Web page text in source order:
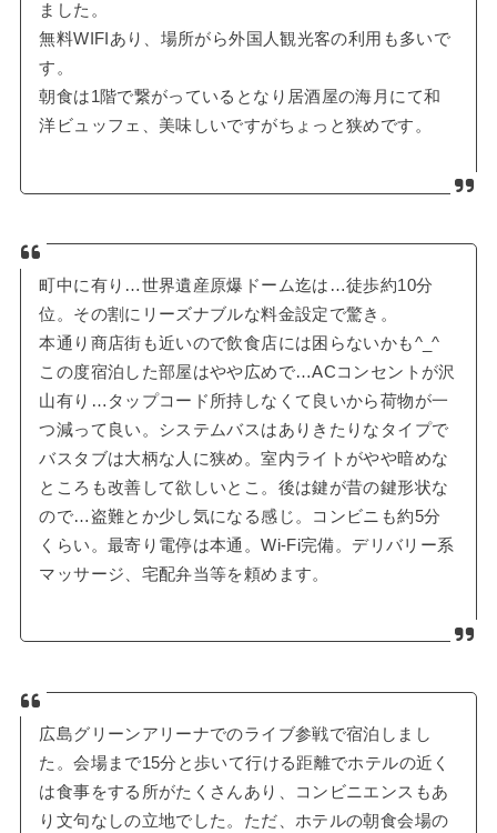
ました。
無料WIFIあり、場所がら外国人観光客の利用も多いで
す。
朝食は1階で繋がっているとなり居酒屋の海月にて和
洋ビュッフェ、美味しいですがちょっと狭めです。
町中に有り…世界遺産原爆ドーム迄は…徒歩約10分
位。その割にリーズナブルな料金設定で驚き。
本通り商店街も近いので飲食店には困らないかも^_^
この度宿泊した部屋はやや広めで…ACコンセントが沢
山有り…タップコード所持しなくて良いから荷物が一
つ減って良い。システムバスはありきたりなタイプで
バスタブは大柄な人に狭め。室内ライトがやや暗めな
ところも改善して欲しいとこ。後は鍵が昔の鍵形状な
ので…盗難とか少し気になる感じ。コンビニも約5分
くらい。最寄り電停は本通。Wi-Fi完備。デリバリー系
マッサージ、宅配弁当等を頼めます。
広島グリーンアリーナでのライブ参戦で宿泊しまし
た。会場まで15分と歩いて行ける距離でホテルの近く
は食事をする所がたくさんあり、コンビニエンスもあ
り文句なしの立地でした。ただ、ホテルの朝食会場の